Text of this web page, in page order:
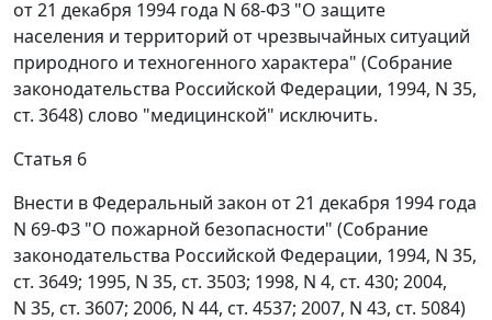
от 21 декабря 1994 года N 68-ФЗ "О защите
населения и территорий от чрезвычайных ситуаций
природного и техногенного характера" (Собрание
законодательства Российской Федерации, 1994, N 35,
ст. 3648) слово "медицинской" исключить.
Статья 6
Внести в Федеральный закон от 21 декабря 1994 года
N 69-ФЗ "О пожарной безопасности" (Собрание
законодательства Российской Федерации, 1994, N 35,
ст. 3649; 1995, N 35, ст. 3503; 1998, N 4, ст. 430; 2004,
N 35, ст. 3607; 2006, N 44, ст. 4537; 2007, N 43, ст. 5084)